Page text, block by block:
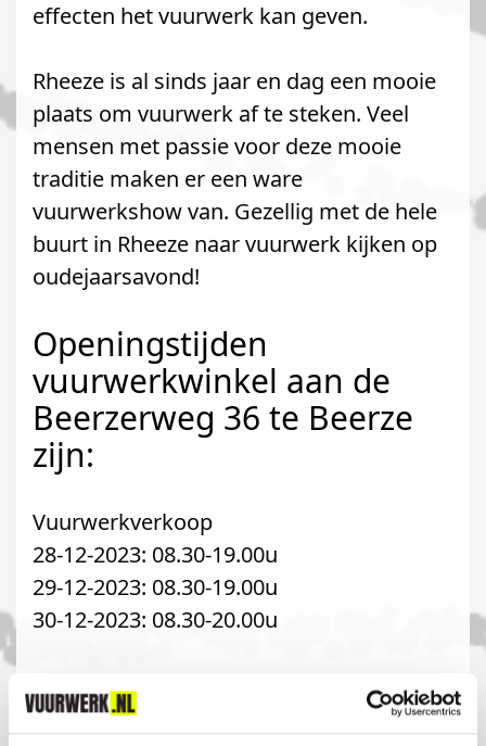
effecten het vuurwerk kan geven.
Rheeze is al sinds jaar en dag een mooie
plaats om vuurwerk af te steken. Veel
mensen met passie voor deze mooie
traditie maken er een ware
vuurwerkshow van. Gezellig met de hele
buurt in Rheeze naar vuurwerk kijken op
oudejaarsavond!
Openingstijden
vuurwerkwinkel aan de
Beerzerweg 36 te Beerze
zijn:
Vuurwerkverkoop
28-12-2023: 08.30-19.00u
29-12-2023: 08.30-19.00u
30-12-2023: 08.30-20.00u
Komt u uit Rheeze?